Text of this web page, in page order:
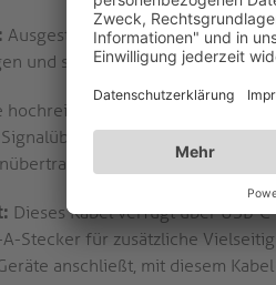
Ausgestattet mit USB Power
und sicherstellen, dass sie
hochreinen Kupferleiter und die
und Schutz
mit diesem
Dieses Kabel verfügt über USB-
Stecker für zusätzliche
anschließt, mit diesem